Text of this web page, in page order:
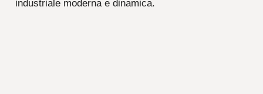
industriale moderna e dinamica.